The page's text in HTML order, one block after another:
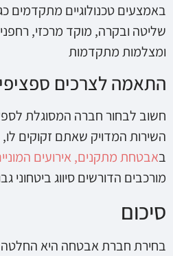
באמצעים טכנולוגיים מתקדמים
שליטה ובקרה, מוקד מרכזי,
ומצלמות מתקדמות
התאמה לצרכים
חשוב לבחור חברה המסוגלת
השירות המדויק שאתם זקוקים
באבטחת מתקנים, אירועים
מורכבים הדורשים סיווג ביטחוני
סיכום
בחירת חברת אבטחה היא